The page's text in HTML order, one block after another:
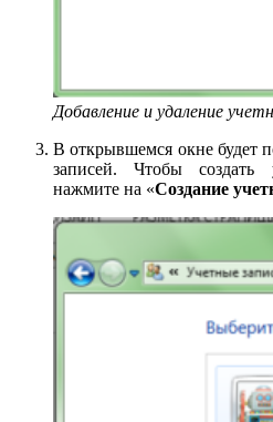
Добавление и удаление
В открывшемся окне будет
записей. Чтобы создать
нажмите на «Создание